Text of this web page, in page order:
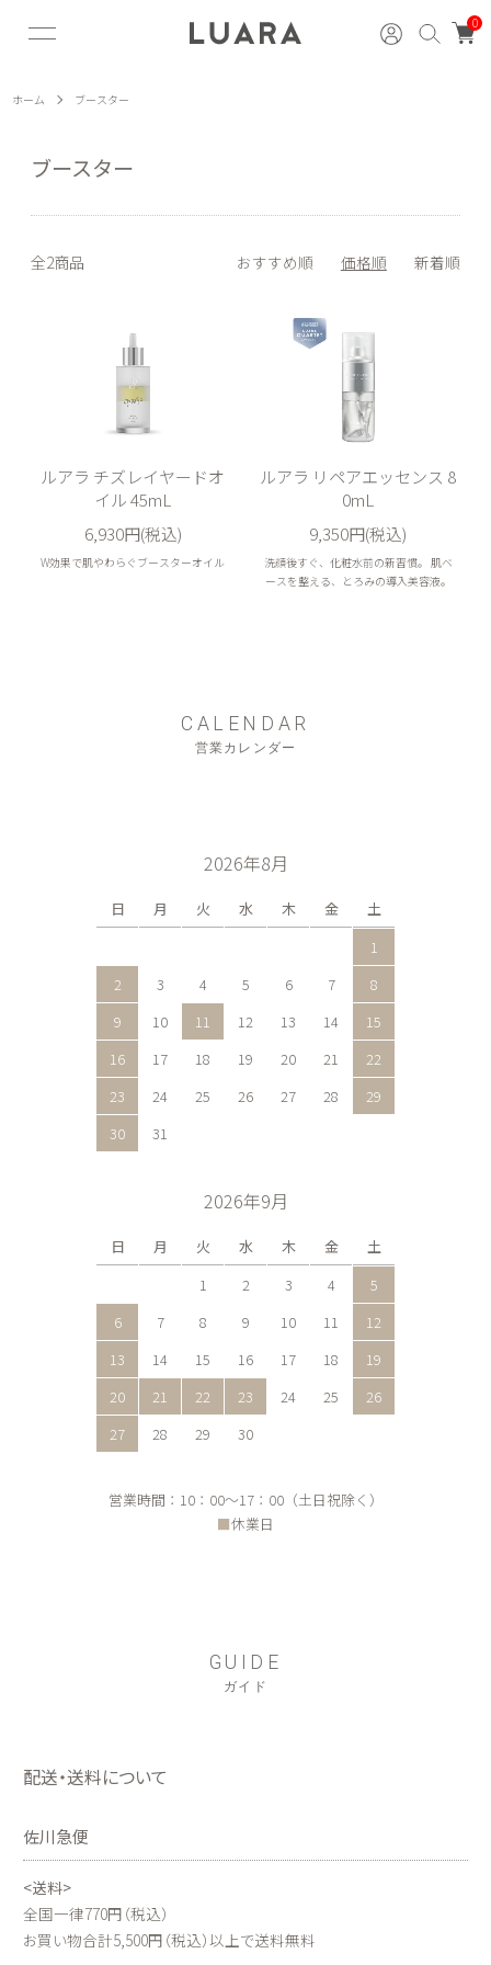
0
ホーム ブースター
ブースター
全2商品 おすすめ順 価格順 新着順
ルアラ チズレイヤードオ
イル 45mL
6,930円(税込)
W効果で肌やわらぐブースターオイル
ルアラ リペアエッセンス 8
0mL
9,350円(税込)
洗顔後すぐ、化粧水前の新習慣。 肌ベ
ースを整える、とろみの導入美容液。
CALENDAR
営業カレンダー
2026年8月
日 月 火 水 木 金
土
1
2
3 4 5 6 7
8
9
10 11 12 13 14
15
16
17 18 19 20 21
22
23
24 25 26 27 28
29
30
31
2026年9月
日 月 火 水 木 金
土
1
2 3 4
5
6
7 8 9 10 11
12
13
14 15 16 17 18
19
20
21 22 23 24 25
26
27
28 29 30
営業時間：10：00～17：00（土日祝除く）
■休業日
GUIDE
ガイド
配送・送料について
佐川急便
<送料>
全国一律770円（税込）
お買い物合計5,500円（税込）以上で送料無料